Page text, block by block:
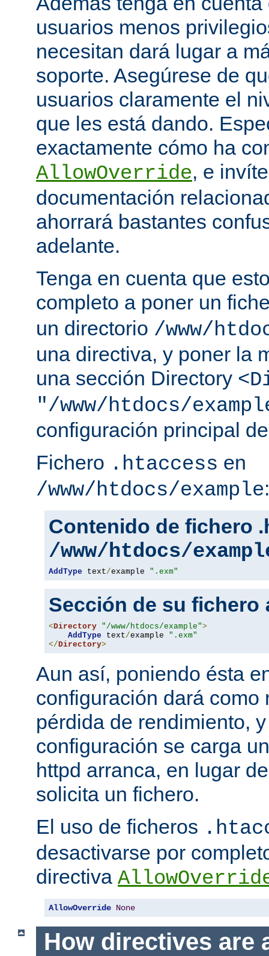
usuarios menos
necesitan dará lugar a
soporte. Asegúrese de
usuarios claramente el
que les está dando.
exactamente cómo ha
AllowOverride, e
documentación
ahorrará bastantes
adelante.
Tenga en cuenta que
completo a poner un
un directorio /www/
una directiva, y poner la
una sección Directory
"/www/htdocs/
configuración principal
Fichero .htaccess en
/www/htdocs/example:
Contenido de fichero
/www/htdocs/
AddType text/example ".exm"
Sección de su fichero
<Directory "/www/htdocs/example">
AddType text/example ".exm"
</Directory>
Aun así, poniendo ésta
configuración dará como
pérdida de rendimiento,
configuración se carga
httpd arranca, en lugar
solicita un fichero.
El uso de ficheros
desactivarse por
directiva
AllowOverride None
How directives are